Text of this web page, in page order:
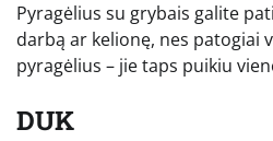
Pyragėlius su grybais galite
darbą ar kelionę, nes patogiai
pyragėlius – jie taps puikiu
DUK